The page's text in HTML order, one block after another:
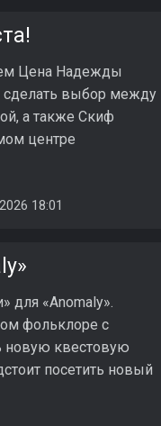
Цена Надежды
сделать выбор между
а также Скиф
центре
18:01
для «Anomaly».
фольклоре с
новую квестовую
посетить новый